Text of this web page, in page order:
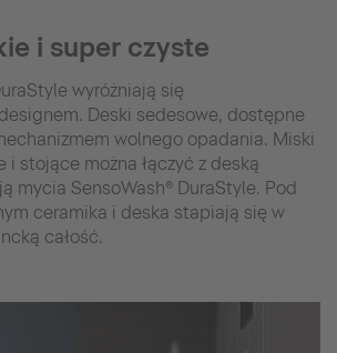
i super czyste
wyróżniają się
Deski sedesowe, dostępne
wolnego opadania. Miski
i stojące można łączyć z deską
mycia SensoWash® DuraStyle. Pod
ceramika i deska stapiają się w
całość.